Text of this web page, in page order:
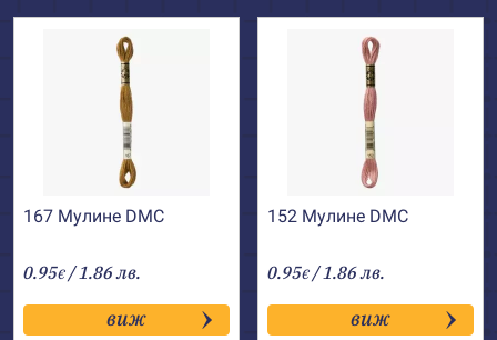
167 Мулине DMC
0.95€ / 1.86 лв.
виж
152 Мулине DMC
0.95€ / 1.86 лв.
виж